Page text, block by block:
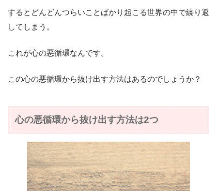
するとどんどんつらいことばかり起こる世界の中で繰り返
してしまう。
これが心の悪循環なんです。
この心の悪循環から抜け出す方法はあるのでしょうか？
心の悪循環から抜け出す方法は2つ